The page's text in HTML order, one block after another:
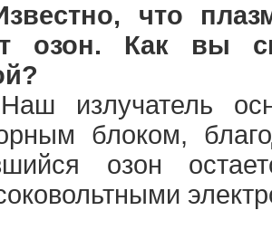
что
озон. Как вы
излучатель
блоком,
озон